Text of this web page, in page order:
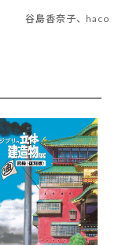
谷島香奈子、haco